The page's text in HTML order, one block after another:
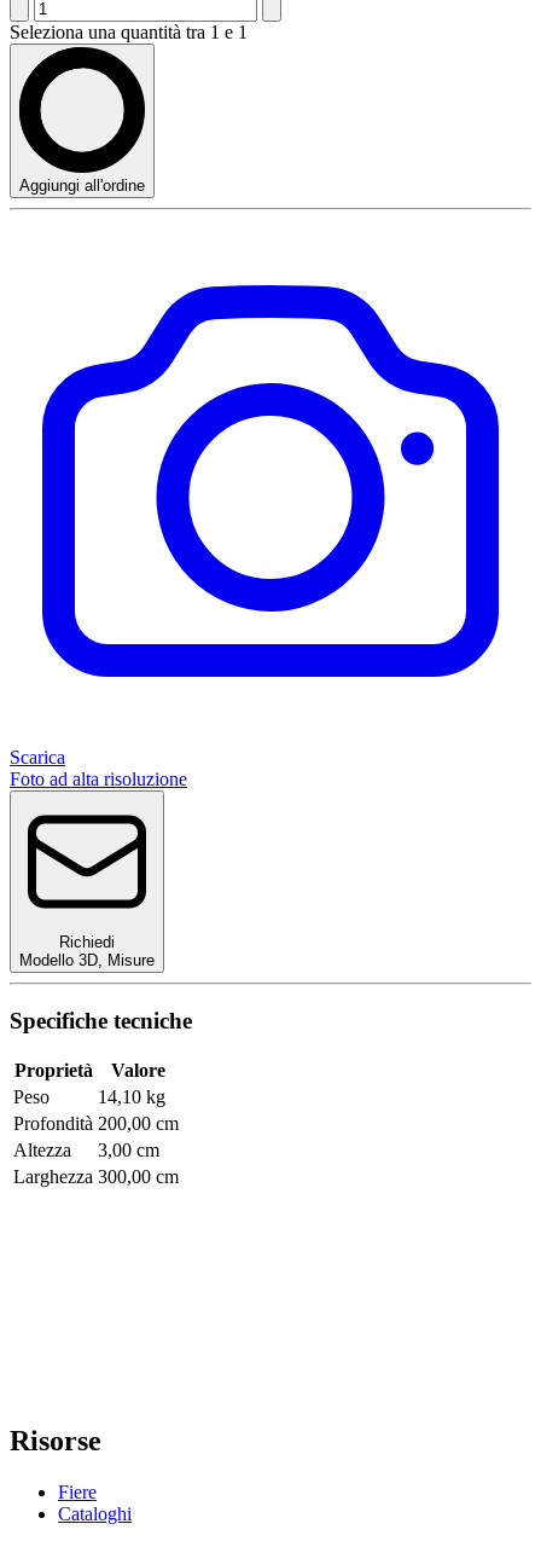
Seleziona una quantità tra 1 e 1
Aggiungi all'ordine
Scarica
Foto ad alta risoluzione
Richiedi
Modello 3D
Misure
Specifiche tecniche
Proprietà
Valore
Peso
14,10 kg
Profondità 200,00 cm
Altezza
3,00 cm
Larghezza 300,00 cm
Risorse
Fiere
Cataloghi